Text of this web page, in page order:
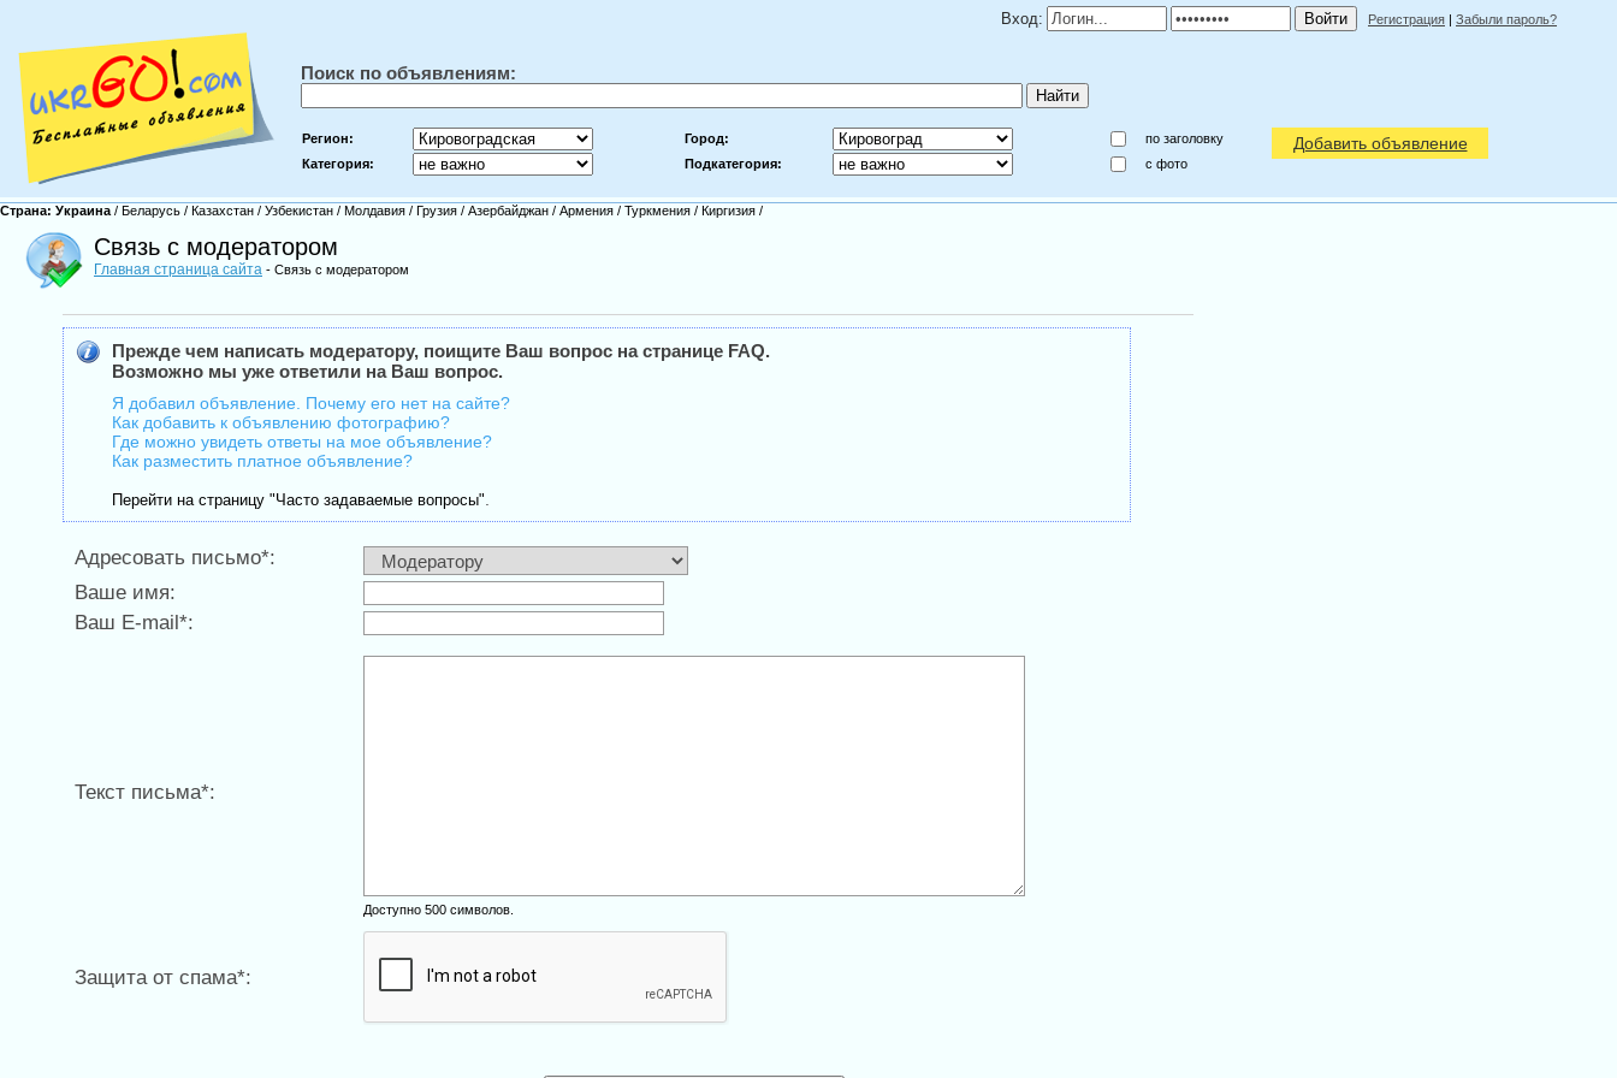
Вход: Регистрация | Забыли пароль?
Поиск по объявлениям:
Регион: Город:
по заголовку
Категория:
Подкатегория: c фото
Добавить объявление
Страна: Украина / Беларусь / Казахстан / Узбекистан / Молдавия / Грузия / Азербайджан / Армения / Туркмения / Киргизия /
Связь с модератором
Главная страница сайта - Связь с модератором
Прежде чем написать модератору, поищите Ваш вопрос на странице FAQ.
Возможно мы уже ответили на Ваш вопрос.
Я добавил объявление. Почему его нет на сайте?
Как добавить к объявлению фотографию?
Где можно увидеть ответы на мое объявление?
Как разместить платное объявление?
Перейти на страницу "Часто задаваемые вопросы"
Адресовать письмо*:
Ваше имя:
Ваш E-mail*:
Текст письма*:
Доступно 500 символов.
Защита от спама*: